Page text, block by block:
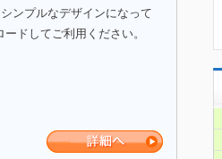
ンプルなデザインになって
ドしてご利用ください。